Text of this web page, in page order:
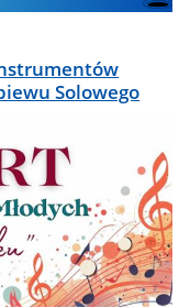
Solowego